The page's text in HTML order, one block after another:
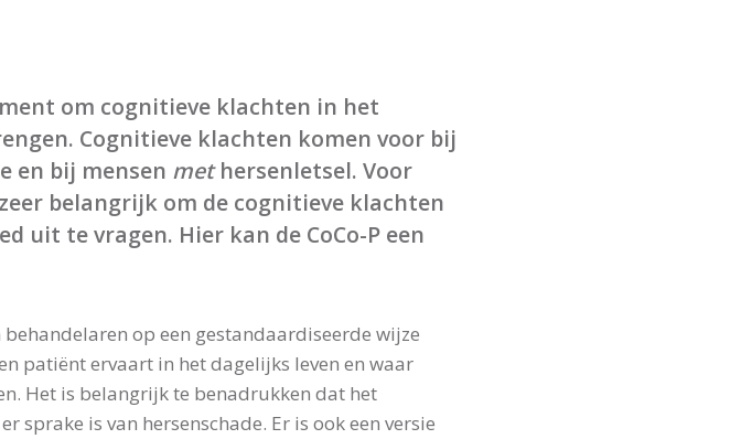
om cognitieve klachten in het
Cognitieve klachten komen voor bij
en bij mensen methersenletsel. Voor
belangrijk om de cognitieve klachten
uit te vragen. Hier kan de CoCo-P een
op een gestandaardiseerde wijze
patiënt ervaart in het dagelijks leven en waar
Het is belangrijk te benadrukken dat het
sprake is van hersenschade. Er is ook een versie